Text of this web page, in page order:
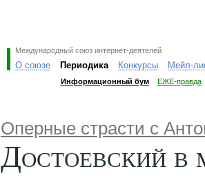
Международный союз интернет-деятелей
О союзе Периодика Конкурсы Мейл-
Информационный бум ЕЖЕ-правда
Оперные страсти с
Достоевский в